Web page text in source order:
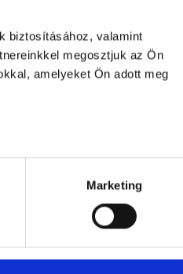
biztosításához, valamint
megosztjuk az Ön
amelyeket Ön adott meg
Marketing
Szerda Csütörtök